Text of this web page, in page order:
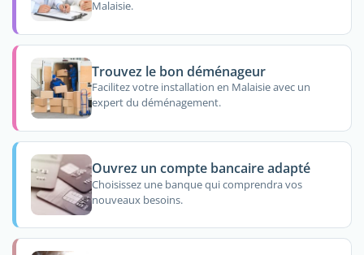
Malaisie.
Trouvez le bon déménageur
Facilitez votre installation en Malaisie avec un
expert du déménagement.
Ouvrez un compte bancaire adapté
Choisissez une banque qui comprendra vos
nouveaux besoins.